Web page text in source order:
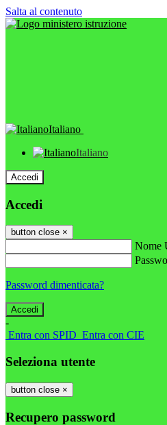
Salta al contenuto
Italiano
Italiano
Accedi
Accedi
button close ×
Nome
Password dimenticata?
-
Entra con SPID Entra con CIE
Seleziona utente
button close ×
Recupero password